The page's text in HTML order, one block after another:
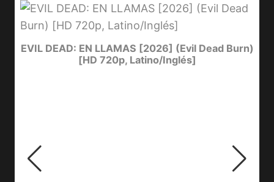
EVIL DEAD: EN LLAMAS [2026] (Evil Dead Burn)
[HD 720p, Latino/Inglés]